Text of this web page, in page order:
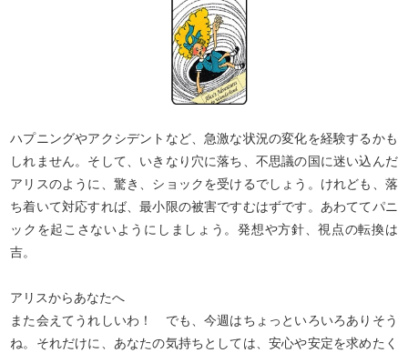
なれると確信できれば、きっとあなたも一歩前に踏
み出すことができるはず。童話タロットのキャラク
ターたちもあなたとお話しできるのを、楽しみにし
ハプニングやアクシデントなど、急激な状況の変化を経験するかも
しれません。そして、いきなり穴に落ち、不思議の国に迷い込んだ
アリスのように、驚き、ショックを受けるでしょう。けれども、落
ち着いて対応すれば、最小限の被害ですむはずです。あわててパニ
ックを起こさないようにしましょう。発想や方針、視点の転換は
吉。
アリスからあなたへ
また会えてうれしいわ！ でも、今週はちょっといろいろありそう
ね。それだけに、あなたの気持ちとしては、安心や安定を求めたく